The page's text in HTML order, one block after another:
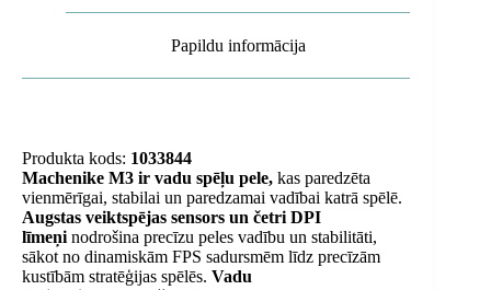
Papildu informācija
Produkta kods: 1033844
Machenike M3 ir vadu spēļu pele, kas paredzēta
vienmērīgai, stabilai un paredzamai vadībai katrā spēlē.
Augstas veiktspējas sensors un četri DPI
līmeņi nodrošina precīzu peles vadību un stabilitāti,
sākot no dinamiskām FPS sadursmēm līdz precīzām
kustībām stratēģijas spēlēs. Vadu